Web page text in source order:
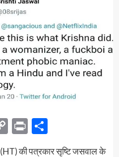
Copy
Link
PrintShare
की पत्रकार सृष्टि जसवाल के